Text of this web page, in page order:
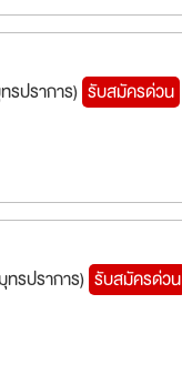
รปราการ) รับสมัครด่วน
ทรปราการ) รับสมัครด่วน